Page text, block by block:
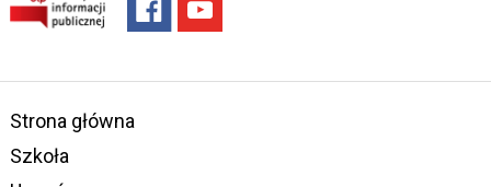
Strona główna
Szkoła